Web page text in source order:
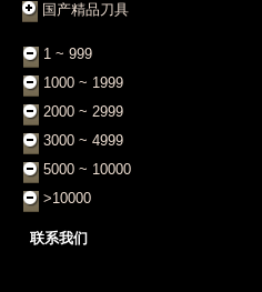
国产精品刀具
1 ~ 999
1000 ~ 1999
2000 ~ 2999
3000 ~ 4999
5000 ~ 10000
>10000
联系我们